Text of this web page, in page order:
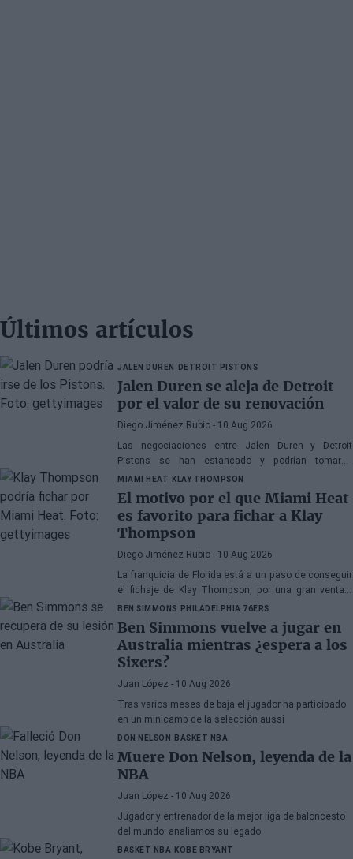
Últimos artículos
JALEN DUREN DETROIT PISTONS
Jalen Duren se aleja de Detroit
por el valor de su renovación
Diego Jiménez Rubio - 10 Aug 2026
Las negociaciones entre Jalen Duren y Detroit
Pistons se han estancado y podrían tomarse
decisiones drásticas próximamente.
MIAMI HEAT KLAY THOMPSON
El motivo por el que Miami Heat
es favorito para fichar a Klay
Thompson
Diego Jiménez Rubio - 10 Aug 2026
La franquicia de Florida está a un paso de conseguir
el fichaje de Klay Thompson, por una gran ventaja
competitiva en la puja por él respecto a los Lakers.
BEN SIMMONS PHILADELPHIA 76ERS
Ben Simmons vuelve a jugar en
Australia mientras ¿espera a los
Sixers?
Juan López - 10 Aug 2026
Tras varios meses de baja el jugador ha participado
en un minicamp de la selección aussi
DON NELSON BASKET NBA
Muere Don Nelson, leyenda de la
NBA
Juan López - 10 Aug 2026
Jugador y entrenador de la mejor liga de baloncesto
del mundo: analiamos su legado
BASKET NBA KOBE BRYANT